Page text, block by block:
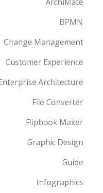
BPMN
Change Management
Customer Experience
Enterprise Architecture
File Converter
Flipbook Maker
Graphic Design
Guide
Infographics